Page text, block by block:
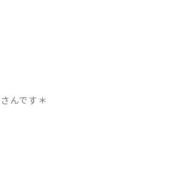
んです＊